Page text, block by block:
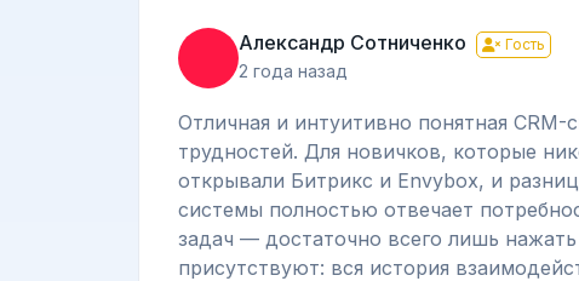
Александр Сотниченко Гость
2 года назад
Отличная и интуитивно понятная
трудностей. Для новичков, которые
открывали Битрикс и Envybox, и
системы полностью отвечает
задач — достаточно всего лишь
присутствуют: вся история